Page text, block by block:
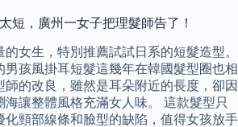
短，廣州一女子把理髮師告了！
女生，特別推薦試試日系的短髮造型。
男孩風掛耳短髮這幾年在韓國髮型圈也相
的改良，雖然是耳朵附近的長度，卻因
讓整體風格充滿女人味。 這款髮型只
化頸部線條和臉型的缺陷，值得女孩放手